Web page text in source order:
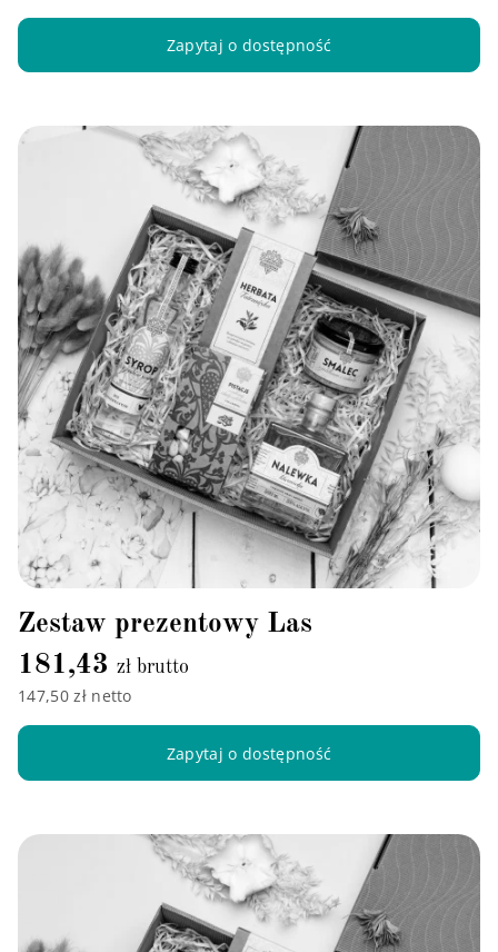
Zapytaj o dostępność
Zestaw prezentowy Las
181,43 zł brutto
147,50 zł netto
Zapytaj o dostępność